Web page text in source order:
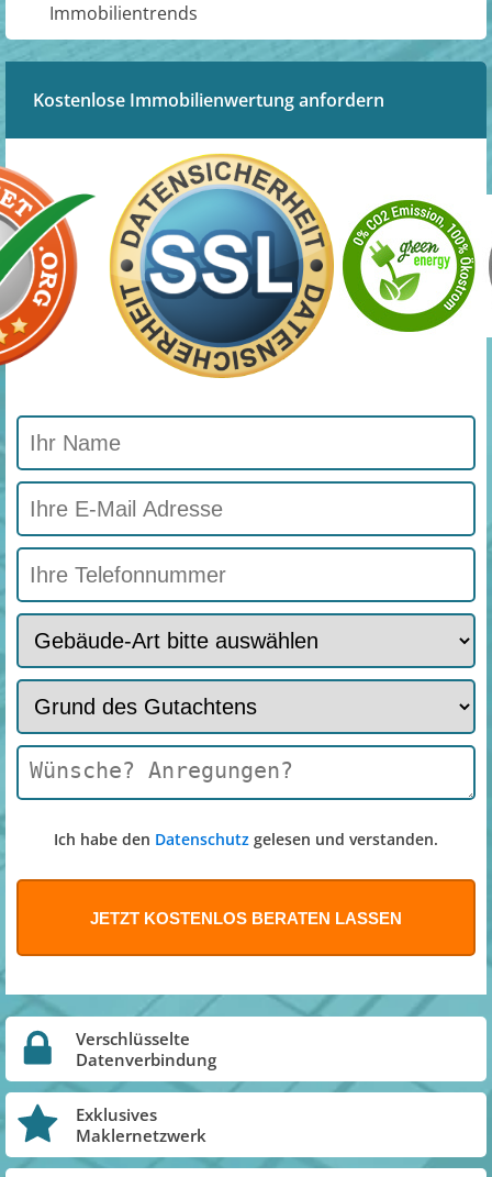
Immobilientrends
Kostenlose Immobilienwertung anfordern
Ich habe den Datenschutz gelesen und verstanden.
Verschlüsselte
Datenverbindung
Exklusives
Maklernetzwerk